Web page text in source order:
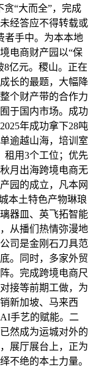
“大而全”，完成
经答应不得转载或
者手中。为本本地
电商财产园以“保
8亿元。稷山。正在
长的最题，大幅降
个财产带的合作力
于国内市场。成功
年成功拿下28吨
逾越山海，培训室
租用3个工位；优先
月出海跨境电商无
园的成立，凡本网
本土特色产物琳琅
器皿、英飞拓智能
从播们热情弥漫地
司是金刚石刀具范
。同时，多家外贸
。完成跨境电商尺
接等前期工做，为
新加坡、马来西
手艺的赋能。二
然成为运城对外的
展厅展台上，正为
不绝的本土力量。